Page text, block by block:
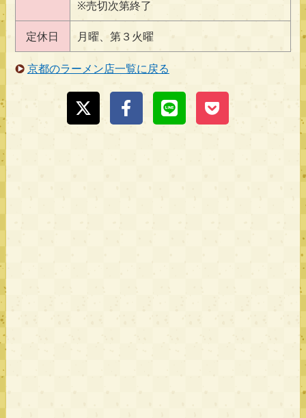
※売切次第終了
定休日 月曜、第３火曜
京都のラーメン店一覧に戻る